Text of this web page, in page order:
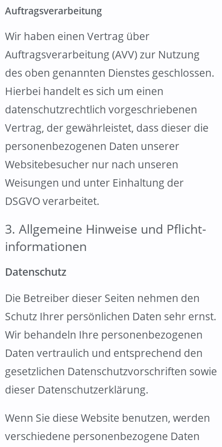
Auftragsverarbeitung
Wir haben einen Vertrag über
Auftragsverarbeitung (AVV) zur Nutzung
des oben genannten Dienstes geschlossen.
Hierbei handelt es sich um einen
datenschutzrechtlich vorgeschriebenen
Vertrag, der gewährleistet, dass dieser die
personenbezogenen Daten unserer
Websitebesucher nur nach unseren
Weisungen und unter Einhaltung der
DSGVO verarbeitet.
3. Allgemeine Hinweise und Pflicht­
informationen
Datenschutz
Die Betreiber dieser Seiten nehmen den
Schutz Ihrer persönlichen Daten sehr ernst.
Wir behandeln Ihre personenbezogenen
Daten vertraulich und entsprechend den
gesetzlichen Datenschutzvorschriften sowie
dieser Datenschutzerklärung.
Wenn Sie diese Website benutzen, werden
verschiedene personenbezogene Daten